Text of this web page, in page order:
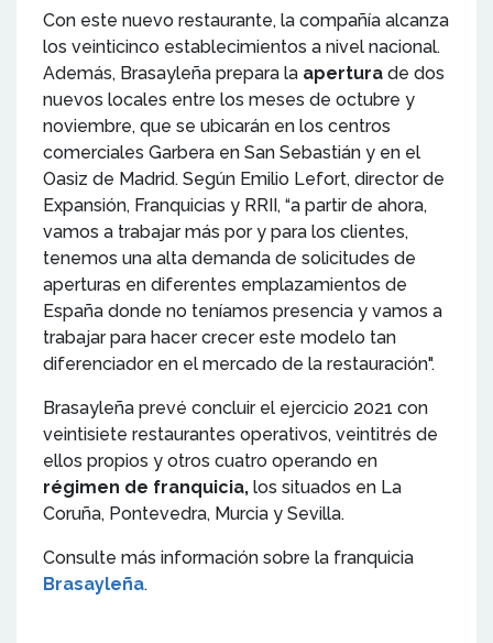
Con este nuevo restaurante, la compañía alcanza
los veinticinco establecimientos a nivel nacional.
Además, Brasayleña prepara la apertura de dos
nuevos locales entre los meses de octubre y
noviembre, que se ubicarán en los centros
comerciales Garbera en San Sebastián y en el
Oasiz de Madrid. Según Emilio Lefort, director de
Expansión, Franquicias y RRII, “a partir de ahora,
vamos a trabajar más por y para los clientes,
tenemos una alta demanda de solicitudes de
aperturas en diferentes emplazamientos de
España donde no teníamos presencia y vamos a
trabajar para hacer crecer este modelo tan
diferenciador en el mercado de la restauración".
Brasayleña prevé concluir el ejercicio 2021 con
veintisiete restaurantes operativos, veintitrés de
ellos propios y otros cuatro operando en
régimen de franquicia, los situados en La
Coruña, Pontevedra, Murcia y Sevilla.
Consulte más información sobre la franquicia
Brasayleña.